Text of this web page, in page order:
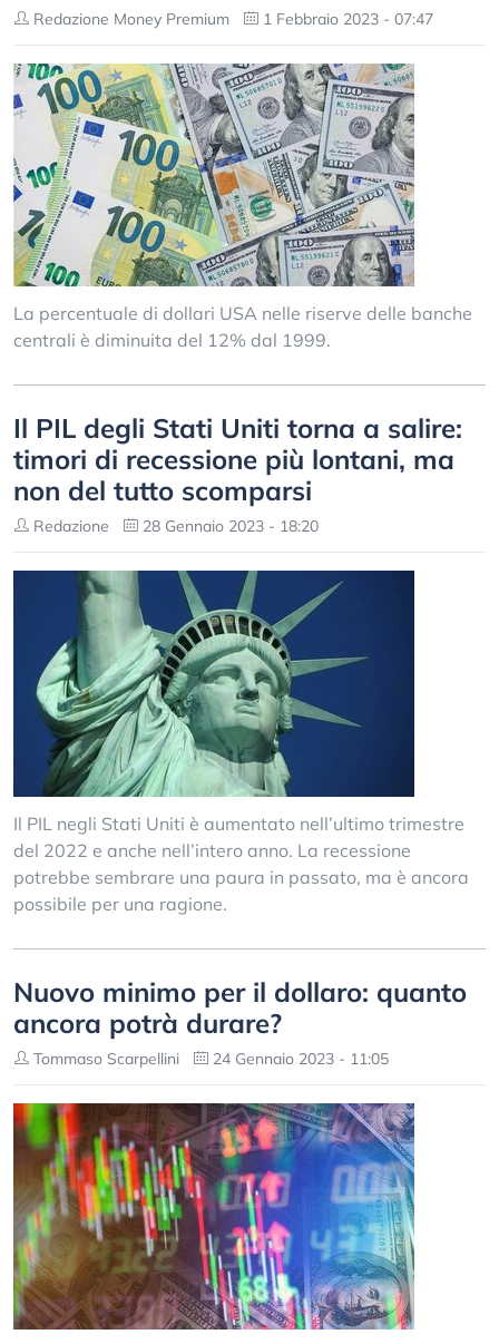
Redazione Money Premium 1 Febbraio 2023 - 07:47
La percentuale di dollari USA nelle riserve delle banche
centrali è diminuita del 12% dal 1999.
Il PIL degli Stati Uniti torna a salire:
timori di recessione più lontani, ma
non del tutto scomparsi
Redazione 28 Gennaio 2023 - 18:20
Il PIL negli Stati Uniti è aumentato nell’ultimo trimestre
del 2022 e anche nell’intero anno. La recessione
potrebbe sembrare una paura in passato, ma è ancora
possibile per una ragione.
Nuovo minimo per il dollaro: quanto
ancora potrà durare?
Tommaso Scarpellini 24 Gennaio 2023 - 11:05